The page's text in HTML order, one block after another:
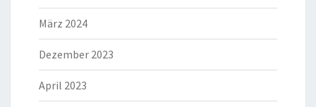
März 2024
Dezember 2023
April 2023